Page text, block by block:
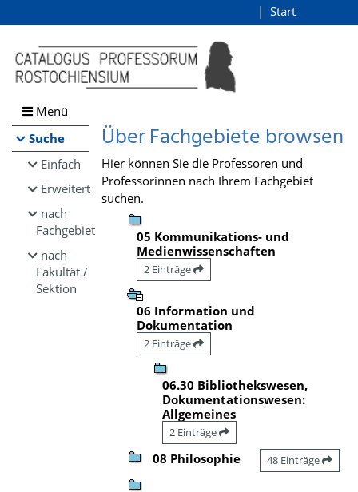
Browsen
direkt zum Inhalt
Start
Menü
Suche
Einfach
Erweitert
nach
Fachgebiet
nach
Fakultät /
Sektion
Über Fachgebiete browsen
Hier können Sie die Professoren und
Professorinnen nach Ihrem Fachgebiet
suchen.
05 Kommunikations- und
Medienwissenschaften
2 Einträge
06 Information und
Dokumentation
2 Einträge
06.30 Bibliothekswesen,
Dokumentationswesen:
Allgemeines
2 Einträge
08 Philosophie 48 Einträge